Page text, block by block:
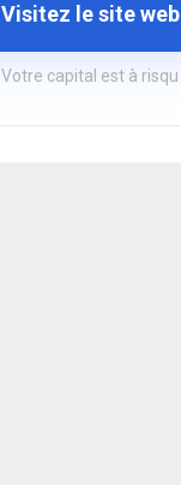
Visitez le site web
Votre capital est à risqu